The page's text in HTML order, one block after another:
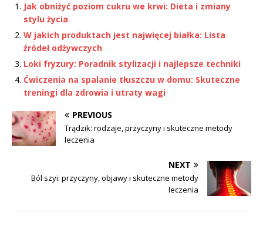
Jak obniżyć poziom cukru we krwi: Dieta i zmiany
stylu życia
W jakich produktach jest najwięcej białka: Lista
źródeł odżywczych
Loki fryzury: Poradnik stylizacji i najlepsze techniki
Ćwiczenia na spalanie tłuszczu w domu: Skuteczne
treningi dla zdrowia i utraty wagi
PREVIOUS
Trądzik: rodzaje, przyczyny i skuteczne metody
leczenia
NEXT
Ból szyi: przyczyny, objawy i skuteczne metody
leczenia